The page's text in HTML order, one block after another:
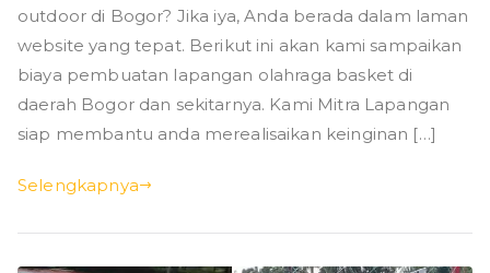
outdoor di Bogor? Jika iya, Anda berada dalam laman
website yang tepat. Berikut ini akan kami sampaikan
biaya pembuatan lapangan olahraga basket di
daerah Bogor dan sekitarnya. Kami Mitra Lapangan
siap membantu anda merealisaikan keinginan […]
Selengkapnya